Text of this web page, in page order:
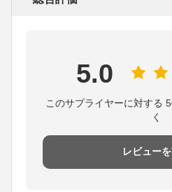
5.0
このサプライヤーに対する
く
レビューを